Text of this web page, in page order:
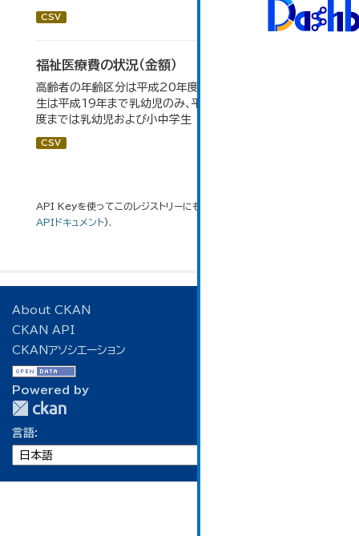
CSV
福祉医療費の状況（金額）
高齢者の年齢区分は平成20年度から変更 乳幼児・小中高
生は平成19年まで乳幼児のみ、平成20年度から令和元年
度までは乳幼児および小中学生
CSV
API Keyを使ってこのレジストリーにもアクセス可能です
APIドキュメント).
About CKAN
CKAN API
CKANアソシエーション
Powered by
言語